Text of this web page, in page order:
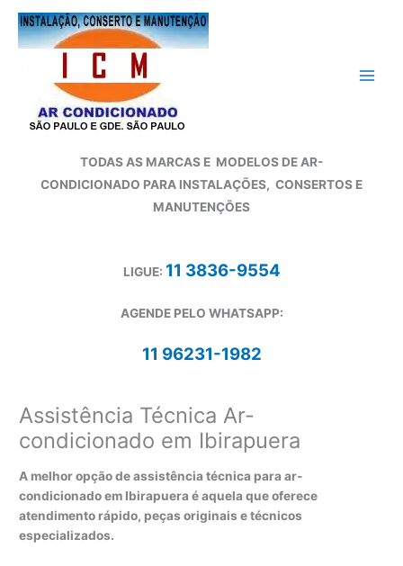
para
TODAS AS MARCAS E MODELOS DE AR-
CONDICIONADO PARA INSTALAÇÕES, CONSERTOS E
MANUTENÇÕES
LIGUE: 11 3836-9554
AGENDE PELO WHATSAPP:
11 96231-1982
Assistência Técnica Ar-
condicionado em Ibirapuera
A melhor opção de assistência técnica para ar-
condicionado em Ibirapuera é aquela que oferece
atendimento rápido, peças originais e técnicos
especializados.